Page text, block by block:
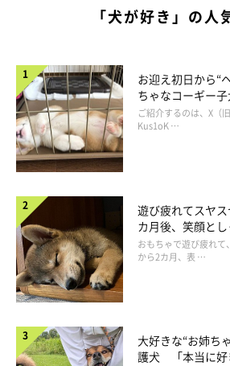
「犬が好き」の人
お迎え初日から“
ちゃなコーギー
コ“コーギースマ
長！
ご紹介するのは、X（
Kus1oK …
遊び疲れてスヤ
カ月後、笑顔と
成長！
おもちゃで遊び疲れ
から2カ月、表 …
大好きな“お姉ち
護犬 「本当に好